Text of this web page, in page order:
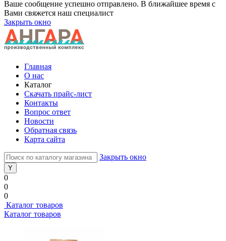
Ваше сообщение успешно отправлено. В ближайшее время с
Вами свяжется наш специалист
Закрыть окно
Главная
О нас
Каталог
Скачать прайс-лист
Контакты
Вопрос ответ
Новости
Обратная связь
Карта сайта
Закрыть окно
0
0
0
Каталог товаров
Каталог товаров